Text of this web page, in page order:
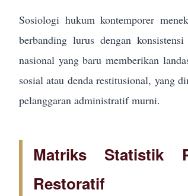
Sosiologi hukum kontemporer
berbanding lurus dengan
nasional yang baru memberikan
sosial atau denda restitusional, yang
pelanggaran administratif murni.
Matriks Statistik
Restoratif